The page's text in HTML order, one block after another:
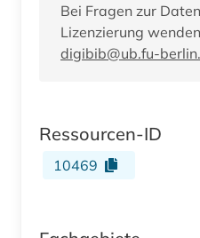
Bei Fragen zur
Lizenzierung
digibib@ub.fu-
Ressourcen-ID
10469